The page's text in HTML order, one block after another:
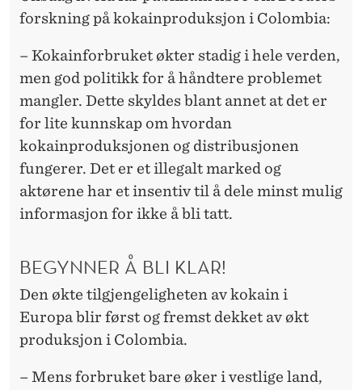
forskning på kokainproduksjon i Colombia:
– Kokainforbruket økter stadig i hele verden,
men god politikk for å håndtere problemet
mangler. Dette skyldes blant annet at det er
for lite kunnskap om hvordan
kokainproduksjonen og distribusjonen
fungerer. Det er et illegalt marked og
aktørene har et insentiv til å dele minst mulig
informasjon for ikke å bli tatt.
BEGYNNER Å BLI KLAR!
Den økte tilgjengeligheten av kokain i
Europa blir først og fremst dekket av økt
produksjon i Colombia.
– Mens forbruket bare øker i vestlige land,